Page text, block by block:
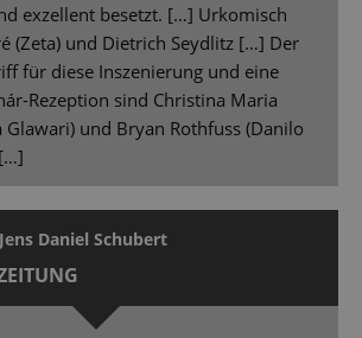
exzellent besetzt. […] Urkomisch
(Zeta) und Dietrich Seydlitz […] Der
für diese Inszenierung und eine
Rezeption sind Christina Maria
Glawari) und Bryan Rothfuss (Danilo
Daniel Schubert